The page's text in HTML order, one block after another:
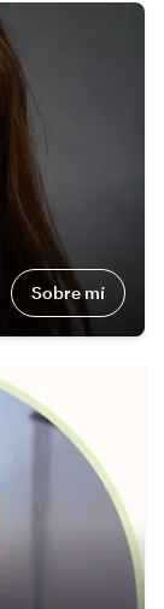
Sobre mí